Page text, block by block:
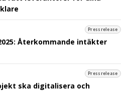
Pressrelease
Återkommande intäkter
Pressrelease
ska digitalisera och